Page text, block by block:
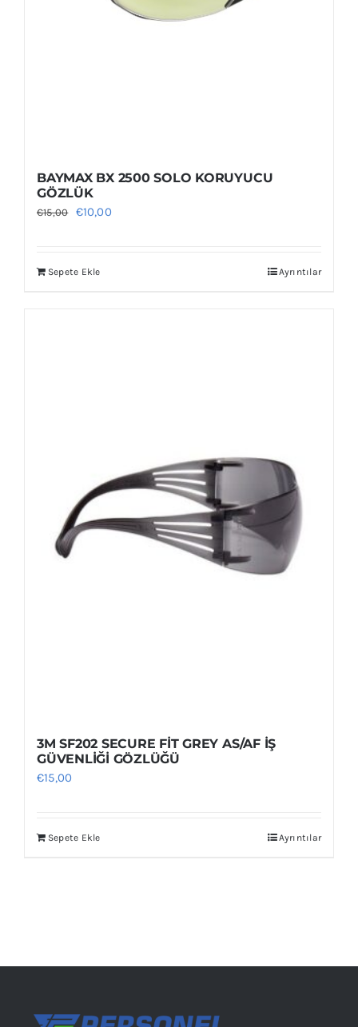
BAYMAX BX 2500 SOLO KORUYUCU
GÖZLÜK
€15,00
Orijinal
€10,00Şu
Sepete Ekle Ayrıntılar
3M SF202 SECURE FİT GREY AS/AF İŞ
GÜVENLİĞİ GÖZLÜĞÜ
€15,00
Sepete Ekle Ayrıntılar